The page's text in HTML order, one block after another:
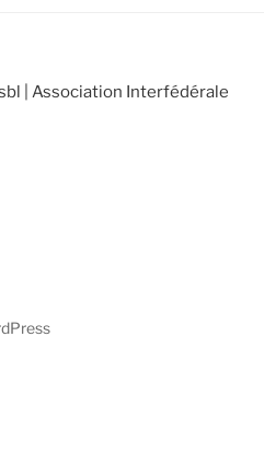
| Association Interfédérale
cicafbe